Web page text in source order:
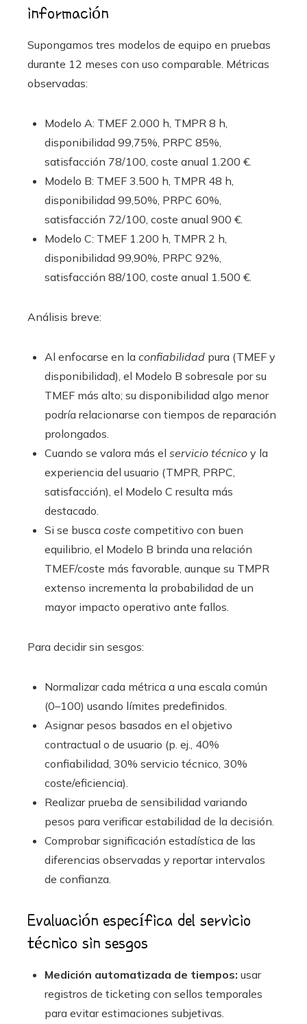
información
Supongamos tres modelos de equipo en pruebas
durante 12 meses con uso comparable. Métricas
observadas:
Modelo A: TMEF 2.000 h, TMPR 8 h,
disponibilidad 99,75%, PRPC 85%,
satisfacción 78/100, coste anual 1.200 €.
Modelo B: TMEF 3.500 h, TMPR 48 h,
disponibilidad 99,50%, PRPC 60%,
satisfacción 72/100, coste anual 900 €.
Modelo C: TMEF 1.200 h, TMPR 2 h,
disponibilidad 99,90%, PRPC 92%,
satisfacción 88/100, coste anual 1.500 €.
Análisis breve:
Al enfocarse en la confiabilidad pura (TMEF y
disponibilidad), el Modelo B sobresale por su
TMEF más alto; su disponibilidad algo menor
podría relacionarse con tiempos de reparación
prolongados.
Cuando se valora más el servicio técnico y la
experiencia del usuario (TMPR, PRPC,
satisfacción), el Modelo C resulta más
destacado.
Si se busca coste competitivo con buen
equilibrio, el Modelo B brinda una relación
TMEF/coste más favorable, aunque su TMPR
extenso incrementa la probabilidad de un
mayor impacto operativo ante fallos.
Para decidir sin sesgos:
Normalizar cada métrica a una escala común
(0–100) usando límites predefinidos.
Asignar pesos basados en el objetivo
contractual o de usuario (p. ej., 40%
confiabilidad, 30% servicio técnico, 30%
coste/eficiencia).
Realizar prueba de sensibilidad variando
pesos para verificar estabilidad de la decisión.
Comprobar significación estadística de las
diferencias observadas y reportar intervalos
de confianza.
Evaluación específica del servicio
técnico sin sesgos
Medición automatizada de tiempos: usar
registros de ticketing con sellos temporales
para evitar estimaciones subjetivas.